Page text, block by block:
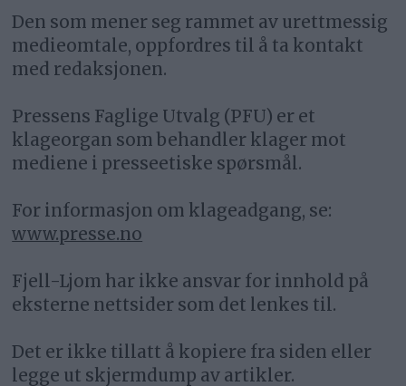
Den som mener seg rammet av urettmessig
medieomtale, oppfordres til å ta kontakt
med redaksjonen.
Pressens Faglige Utvalg (PFU) er et
klageorgan som behandler klager mot
mediene i presseetiske spørsmål.
For informasjon om klageadgang, se:
www.presse.no
Fjell-Ljom har ikke ansvar for innhold på
eksterne nettsider som det lenkes til.
Det er ikke tillatt å kopiere fra siden eller
legge ut skjermdump av artikler.